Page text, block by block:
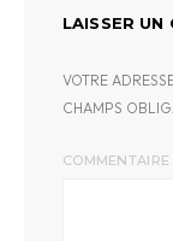
LAISSER UN
VOTRE
CHAMPS
COMMENTAIRE